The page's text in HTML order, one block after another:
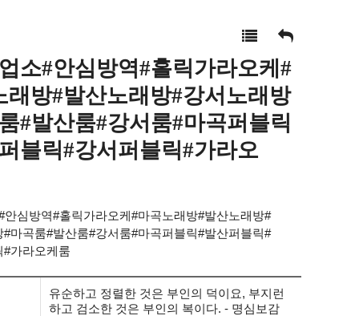
소#안심방역#홀릭가라오케#
래방#발산노래방#강서노래방
#발산룸#강서룸#마곡퍼블릭
블릭#강서퍼블릭#가라오
안심방역#홀릭가라오케#마곡노래방#발산노래방#
마곡룸#발산룸#강서룸#마곡퍼블릭#발산퍼블릭#
가라오케룸
유순하고 정렬한 것은 부인의 덕이요, 부지런
하고 검소한 것은 부인의 복이다. - 명심보감